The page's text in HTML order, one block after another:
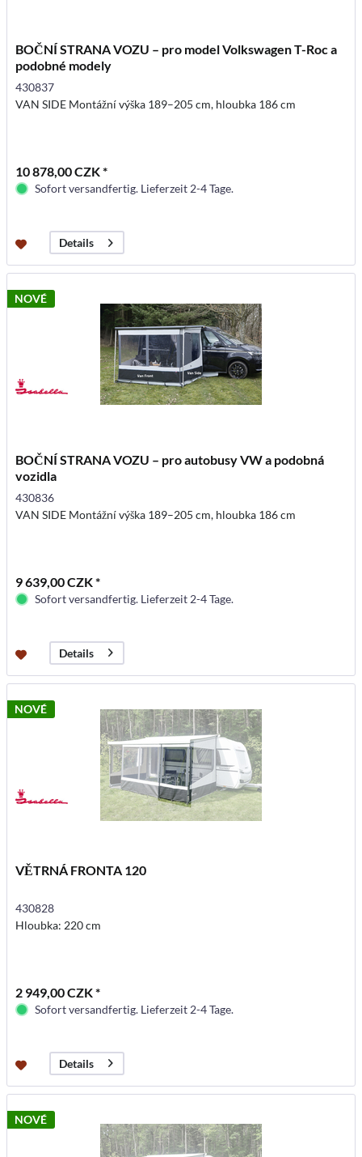
BOČNÍ STRANA VOZU – pro model Volkswagen T-Roc a
podobné modely
430837
VAN SIDE Montážní výška 189–205 cm, hloubka 186 cm
10 878,00 CZK *
Sofort versandfertig. Lieferzeit 2-4 Tage.
Details
NOVÉ
BOČNÍ STRANA VOZU – pro autobusy VW a podobná
vozidla
430836
VAN SIDE Montážní výška 189–205 cm, hloubka 186 cm
9 639,00 CZK *
Sofort versandfertig. Lieferzeit 2-4 Tage.
Details
NOVÉ
VĚTRNÁ FRONTA 120
430828
Hloubka: 220 cm
2 949,00 CZK *
Sofort versandfertig. Lieferzeit 2-4 Tage.
Details
NOVÉ